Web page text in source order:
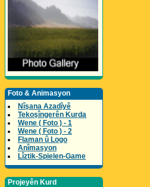
Foto & Animasyon
Nîşana Azadîyê
Tekoşîngerên Kurda
Wene ( Foto ) - 1
Wene ( Foto ) - 2
Flaman û Logo
Anîmasyon
Lîztik-Spielen-Game
Projeyên Kurd